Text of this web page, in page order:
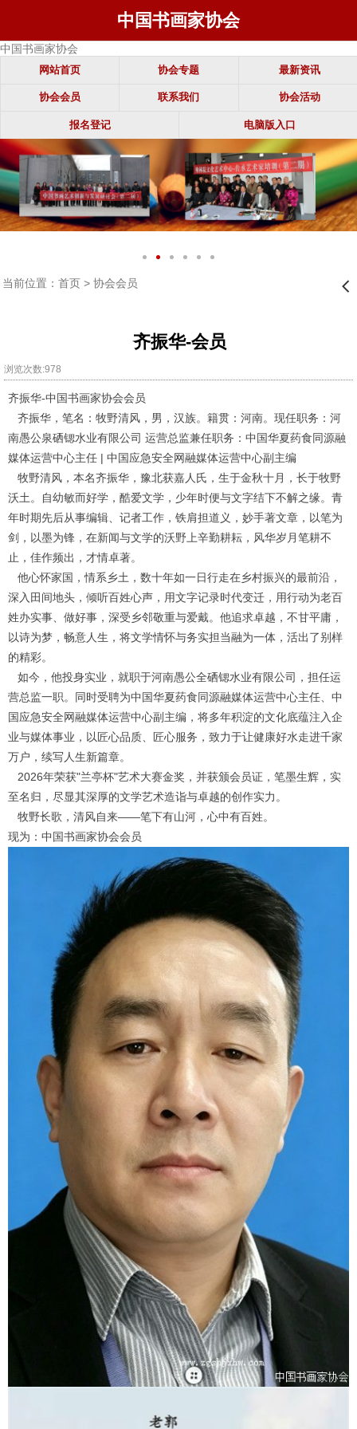
中国书画家协会
中国书画家协会
网站首页 协会专题 最新资讯
协会会员 联系我们 协会活动
报名登记 电脑版入口
当前位置： 首页> 协会会员 󰊒
齐振华-会员
浏览次数:978
齐振华-中国书画家协会会员
齐振华，笔名：牧野清风，男，汉族。籍贯：河南。现任职务：河
南愚公泉硒锶水业有限公司 运营总监兼任职务：中国华夏药食同源融
媒体运营中心主任 | 中国应急安全网融媒体运营中心副主编
牧野清风，本名齐振华，豫北获嘉人氏，生于金秋十月，长于牧野
沃土。自幼敏而好学，酷爱文学，少年时便与文字结下不解之缘。青
年时期先后从事编辑、记者工作，铁肩担道义，妙手著文章，以笔为
剑，以墨为锋，在新闻与文学的沃野上辛勤耕耘，风华岁月笔耕不
止，佳作频出，才情卓著。
他心怀家国，情系乡土，数十年如一日行走在乡村振兴的最前沿，
深入田间地头，倾听百姓心声，用文字记录时代变迁，用行动为老百
姓办实事、做好事，深受乡邻敬重与爱戴。他追求卓越，不甘平庸，
以诗为梦，畅意人生，将文学情怀与务实担当融为一体，活出了别样
的精彩。
如今，他投身实业，就职于河南愚公全硒锶水业有限公司，担任运
营总监一职。同时受聘为中国华夏药食同源融媒体运营中心主任、中
国应急安全网融媒体运营中心副主编，将多年积淀的文化底蕴注入企
业与媒体事业，以匠心品质、匠心服务，致力于让健康好水走进千家
万户，续写人生新篇章。
2026年荣获"兰亭杯"艺术大赛金奖，并获颁会员证，笔墨生辉，实
至名归，尽显其深厚的文学艺术造诣与卓越的创作实力。
牧野长歌，清风自来——笔下有山河，心中有百姓。
现为：中国书画家协会会员